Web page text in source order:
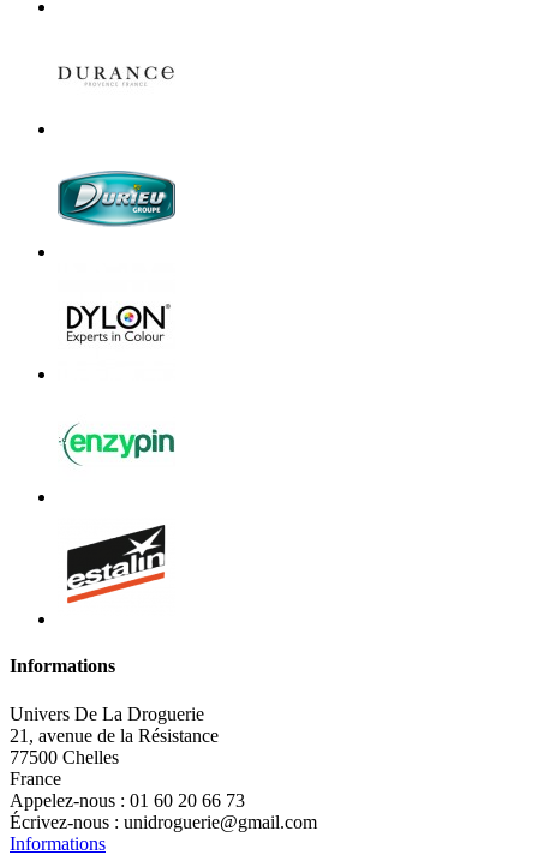
Informations
Univers De La Droguerie
21, avenue de la Résistance
77500 Chelles
France
Appelez-nous : 01 60 20 66 73
Écrivez-nous : unidroguerie@gmail.com
Informations